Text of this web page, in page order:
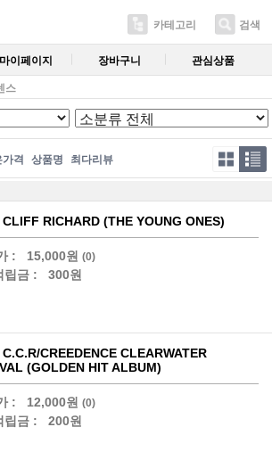
카테고리 검색
마이페이지 장바구니 관심상품
스
가격 상품명 최다리뷰
RICHARD (THE YOUNG ONES)
: 15,000원 (0)
립금 : 300원
CREEDENCE CLEARWATER
(GOLDEN HIT ALBUM)
: 12,000원 (0)
립금 : 200원